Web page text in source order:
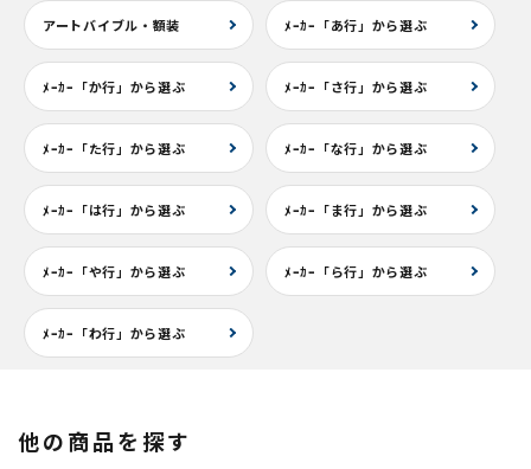
アートバイブル・額装 ﾒｰｶｰ「あ行」から選ぶ
ﾒｰｶｰ「か行」から選ぶ ﾒｰｶｰ「さ行」から選ぶ
ﾒｰｶｰ「た行」から選ぶ ﾒｰｶｰ「な行」から選ぶ
ﾒｰｶｰ「は行」から選ぶ ﾒｰｶｰ「ま行」から選ぶ
ﾒｰｶｰ「や行」から選ぶ ﾒｰｶｰ「ら行」から選ぶ
ﾒｰｶｰ「わ行」から選ぶ
他の商品を探す